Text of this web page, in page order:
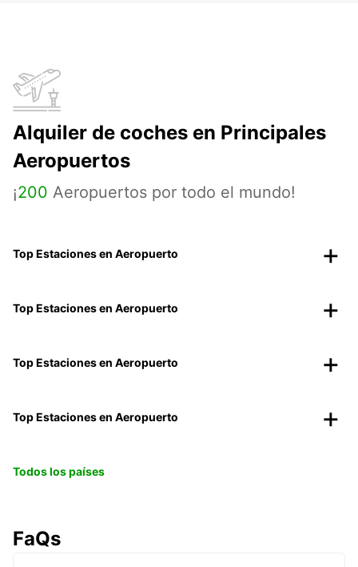
Alquiler de coches en Principales
Aeropuertos
¡200 Aeropuertos por todo el mundo!
Top Estaciones en Aeropuerto
Top Estaciones en Aeropuerto
Top Estaciones en Aeropuerto
Top Estaciones en Aeropuerto
Todos los países
FaQs